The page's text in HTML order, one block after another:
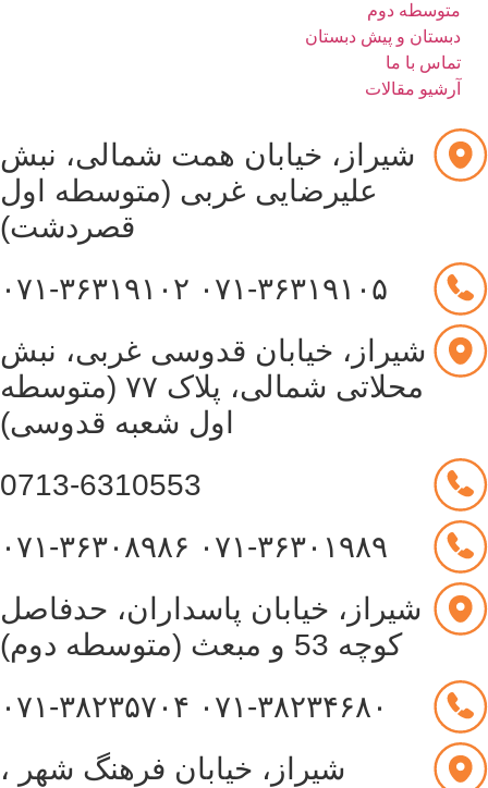
متوسطه دوم
دبستان و پیش دبستان
تماس با ما
آرشیو مقالات
شیراز، خیابان همت شمالی، نبش
علیرضایی غربی (متوسطه اول
قصردشت)
۰۷۱-۳۶۳۱۹۱۰۵ ۰۷۱-۳۶۳۱۹۱۰۲
شیراز، خیابان قدوسی غربی، نبش
محلاتی شمالی، پلاک ۷۷ (متوسطه
اول شعبه قدوسی)
0713-6310553
۰۷۱-۳۶۳۰۱۹۸۹ ۰۷۱-۳۶۳۰۸۹۸۶
شیراز، خیابان پاسداران، حدفاصل
کوچه 53 و مبعث (متوسطه دوم)
۰۷۱-۳۸۲۳۴۶۸۰ ۰۷۱-۳۸۲۳۵۷۰۴
شیراز، خیابان فرهنگ شهر ،